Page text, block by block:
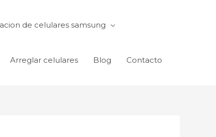
de celulares samsung
Arreglar celulares Blog Contacto